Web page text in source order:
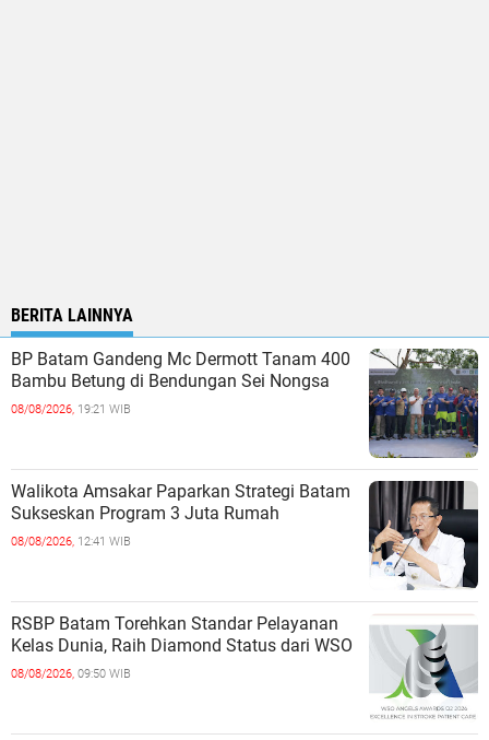
BERITA LAINNYA
BP Batam Gandeng Mc Dermott Tanam 400
Bambu Betung di Bendungan Sei Nongsa
08/08/2026, 19:21 WIB
Walikota Amsakar Paparkan Strategi Batam
Sukseskan Program 3 Juta Rumah
08/08/2026, 12:41 WIB
RSBP Batam Torehkan Standar Pelayanan
Kelas Dunia, Raih Diamond Status dari WSO
08/08/2026, 09:50 WIB